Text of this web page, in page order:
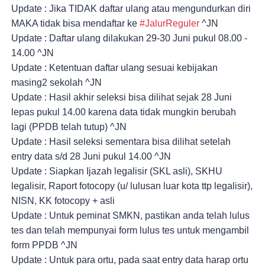
Update : Jika TIDAK daftar ulang atau mengundurkan diri
MAKA tidak bisa mendaftar ke #JalurReguler ^JN
Update : Daftar ulang dilakukan 29-30 Juni pukul 08.00 -
14.00 ^JN
Update : Ketentuan daftar ulang sesuai kebijakan
masing2 sekolah ^JN
Update : Hasil akhir seleksi bisa dilihat sejak 28 Juni
lepas pukul 14.00 karena data tidak mungkin berubah
lagi (PPDB telah tutup) ^JN
Update : Hasil seleksi sementara bisa dilihat setelah
entry data s/d 28 Juni pukul 14.00 ^JN
Update : Siapkan Ijazah legalisir (SKL asli), SKHU
legalisir, Raport fotocopy (u/ lulusan luar kota ttp legalisir),
NISN, KK fotocopy + asli
Update : Untuk peminat SMKN, pastikan anda telah lulus
tes dan telah mempunyai form lulus tes untuk mengambil
form PPDB ^JN
Update : Untuk para ortu, pada saat entry data harap ortu